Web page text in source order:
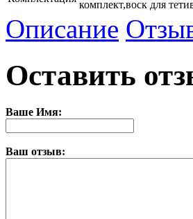
комплект,воск для
Описание
Оставить
Ваше Имя:
Ваш отзыв: